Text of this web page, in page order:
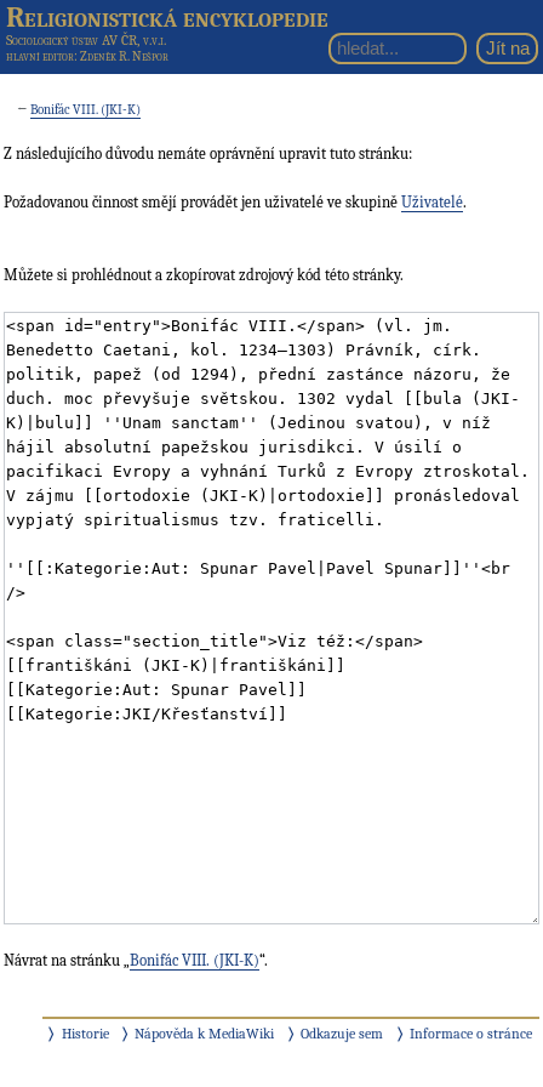
Religionistická encyklopedie
Sociologický ústav AV ČR, v.v.i.
hlavní editor: Zdeněk R. Nešpor
←Bonifác VIII. (JKI-K)
Z následujícího důvodu nemáte oprávnění upravit tuto stránku:
Požadovanou činnost smějí provádět jen uživatelé ve skupině Uživatelé.
Můžete si prohlédnout a zkopírovat zdrojový kód této stránky.
Návrat na stránku „ Bonifác VIII. (JKI-K)“.
Historie Nápověda k MediaWiki Odkazuje sem Informace o stránce